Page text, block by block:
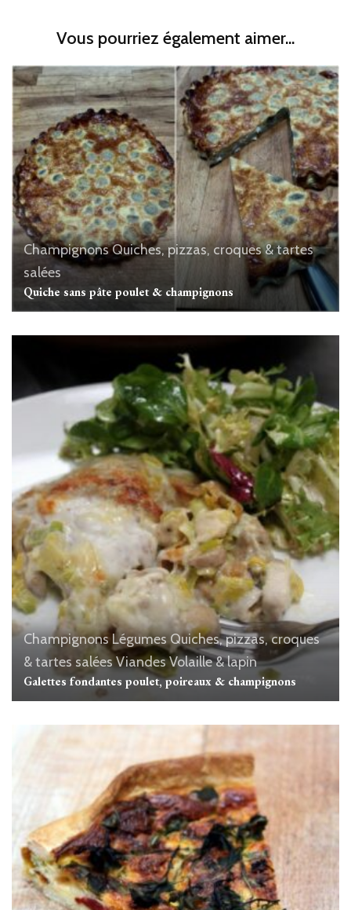
Vous pourriez également aimer...
ChampignonsQuiches, pizzas, croques & tartes
salées
Quiche sans pâte poulet & champignons
Champignons LégumesQuiches, pizzas, croques
& tartes salées ViandesVolaille & lapin
Galettes fondantes poulet, poireaux & champignons